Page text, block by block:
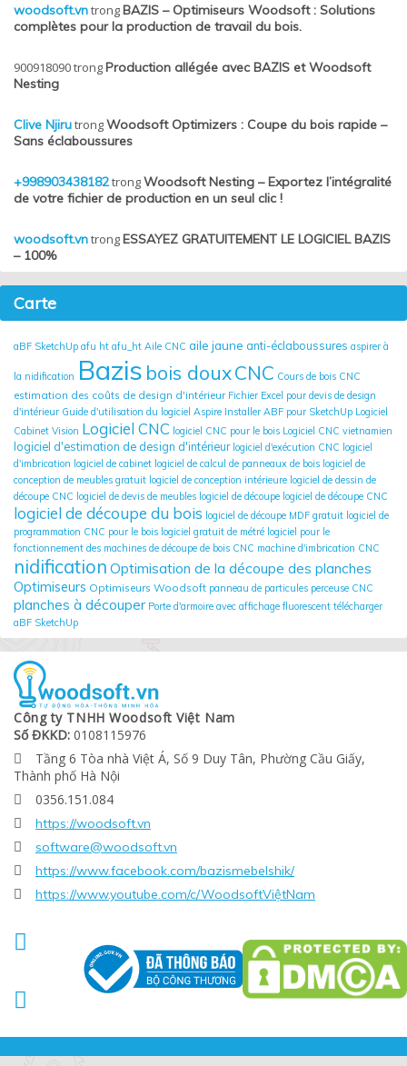
woodsoft.vntrongBAZIS – Optimiseurs Woodsoft : Solutions
complètes pour la production de travail du bois.
900918090trongProduction allégée avec BAZIS et Woodsoft
Nesting
Clive NjirutrongWoodsoft Optimizers : Coupe du bois rapide –
Sans éclaboussures
+998903438182trongWoodsoft Nesting – Exportez l’intégralité
de votre fichier de production en un seul clic !
woodsoft.vntrongESSAYEZ GRATUITEMENT LE LOGICIEL BAZIS
– 100%
Carte
aBF SketchUp afu ht afu_ht Aile CNC aile jaune anti-éclaboussures aspirer à
la nidification Bazis bois douxCNC Cours de bois CNC
estimation des coûts de design d'intérieur Fichier Excel pour devis de design
d'intérieur Guide d'utilisation du logiciel Aspire Installer ABF pour SketchUp Logiciel
Cabinet Vision Logiciel CNC logiciel CNC pour le bois Logiciel CNC vietnamien
logiciel d'estimation de design d'intérieur logiciel d'exécution CNC logiciel
d'imbrication logiciel de cabinet logiciel de calcul de panneaux de bois logiciel de
conception de meubles gratuit logiciel de conception intérieure logiciel de dessin de
découpe CNC logiciel de devis de meubles logiciel de découpe logiciel de découpe CNC
logiciel de découpe du bois logiciel de découpe MDF gratuit logiciel de
programmation CNC pour le bois logiciel gratuit de métré logiciel pour le
fonctionnement des machines de découpe de bois CNC machine d'imbrication CNC
nidification Optimisation de la découpe des planches
Optimiseurs Optimiseurs Woodsoft panneau de particules perceuse CNC
planches à découper Porte d'armoire avec affichage fluorescent télécharger
aBF SketchUp
Công ty TNHH Woodsoft Việt Nam
Số ĐKKD: 0108115976

Tầng 6 Tòa nhà Việt Á, Số 9 Duy Tân, Phường Cầu Giấy,
Thành phố Hà Nội
 0356.151.084
 https://woodsoft.vn
 software@woodsoft.vn
 https://www.facebook.com/bazismebelshik/
 https://www.youtube.com/c/WoodsoftViệtNam

